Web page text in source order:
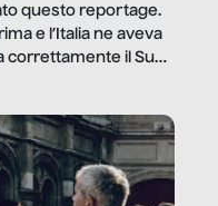
questo reportage.
e l’Italia ne aveva
correttamente il Sud